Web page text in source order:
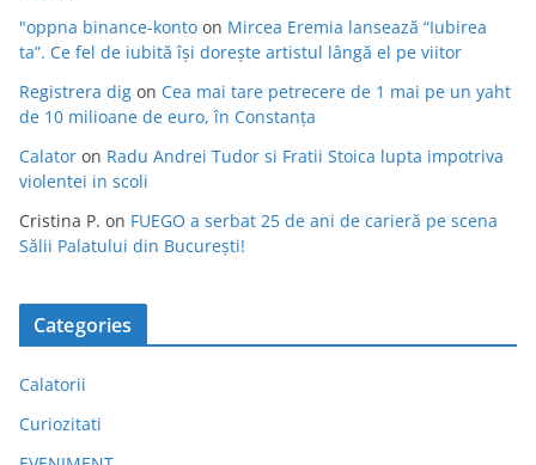
"oppna binance-konto on Mircea Eremia lansează “Iubirea
ta”. Ce fel de iubită își dorește artistul lângă el pe viitor
Registrera dig on Cea mai tare petrecere de 1 mai pe un yaht
de 10 milioane de euro, în Constanța
Calator on Radu Andrei Tudor si Fratii Stoica lupta impotriva
violentei in scoli
Cristina P. on FUEGO a serbat 25 de ani de carieră pe scena
Sălii Palatului din București!
Categories
Calatorii
Curiozitati